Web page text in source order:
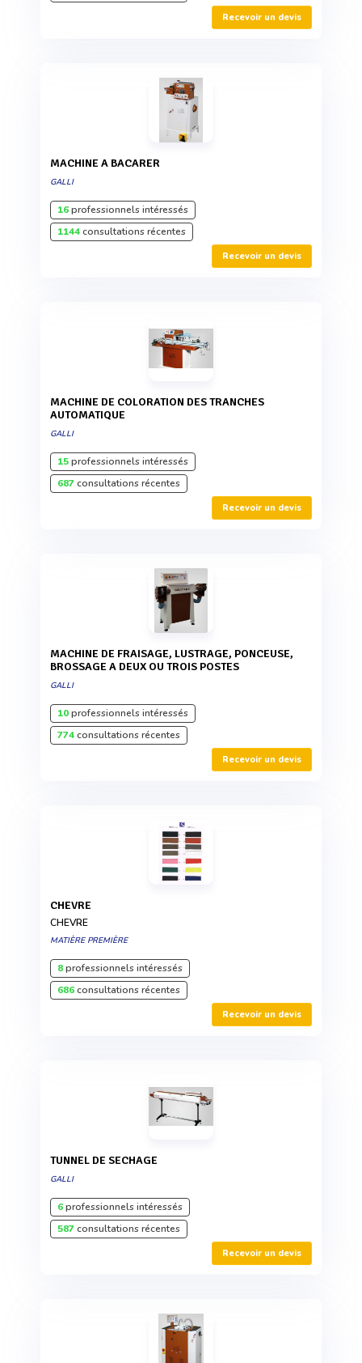
Recevoir un devis
MACHINE A BACARER
GALLI
16professionnels intéressés
1144consultations récentes
Recevoir un devis
MACHINE DE COLORATION DES TRANCHES
AUTOMATIQUE
GALLI
15professionnels intéressés
687consultations récentes
Recevoir un devis
MACHINE DE FRAISAGE, LUSTRAGE, PONCEUSE,
BROSSAGE A DEUX OU TROIS POSTES
GALLI
10professionnels intéressés
774consultations récentes
Recevoir un devis
CHEVRE
CHEVRE
MATIÈRE PREMIÈRE
8professionnels intéressés
686consultations récentes
Recevoir un devis
TUNNEL DE SECHAGE
GALLI
6professionnels intéressés
587consultations récentes
Recevoir un devis